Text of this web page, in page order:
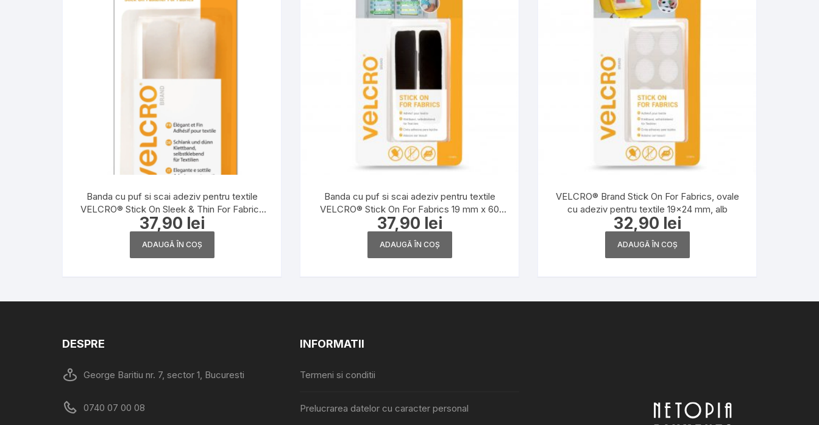
VELCRO STRAPS – CURELE
VELCRO PENTRU PLANTE SI
Banda cu puf si scai adeziv pentru textile
VELCRO® Stick On Sleek & Thin For Fabrics
19 mm x 60 cm
37,90 lei
ADAUGĂ ÎN COȘ
Banda cu puf si scai adeziv pentru textile
VELCRO® Stick On For Fabrics 19 mm x 60
cm, negru
37,90 lei
ADAUGĂ ÎN COȘ
VELCRO® Brand Stick On For Fabrics, ovale
cu adeziv pentru textile 19×24 mm, alb
32,90 lei
ADAUGĂ ÎN COȘ
DESPRE
George Baritiu nr. 7, sector 1, Bucuresti
0740 07 00 08
INFORMATII
Termeni si conditii
Prelucrarea datelor cu caracter personal